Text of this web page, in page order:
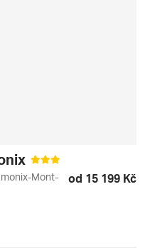
Mont-
od 15 199 Kč